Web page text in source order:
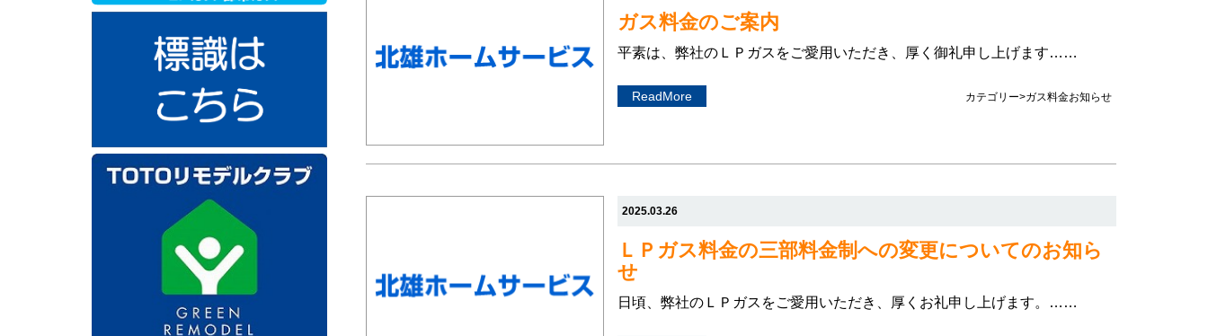
ガス料金のご案内
平素は、弊社のＬＰガスをご愛用いただき、厚く御礼申し上げます……
ReadMore カテゴリー>ガス料金お知らせ
2025.03.26
ＬＰガス料金の三部料金制への変更についてのお知ら
せ
日頃、弊社のＬＰガスをご愛用いただき、厚くお礼申し上げます。……